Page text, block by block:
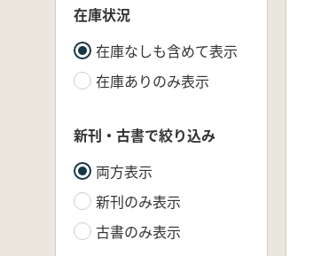
在庫状況
在庫なしも含めて表示
在庫ありのみ表示
新刊・古書で絞り込み
両方表示
新刊のみ表示
古書のみ表示